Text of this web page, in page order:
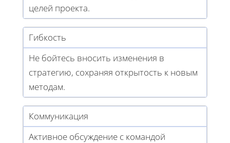
целей проекта.
Гибкость
Не бойтесь вносить изменения в
стратегию, сохраняя открытость к новым
методам.
Коммуникация
Активное обсуждение с командой